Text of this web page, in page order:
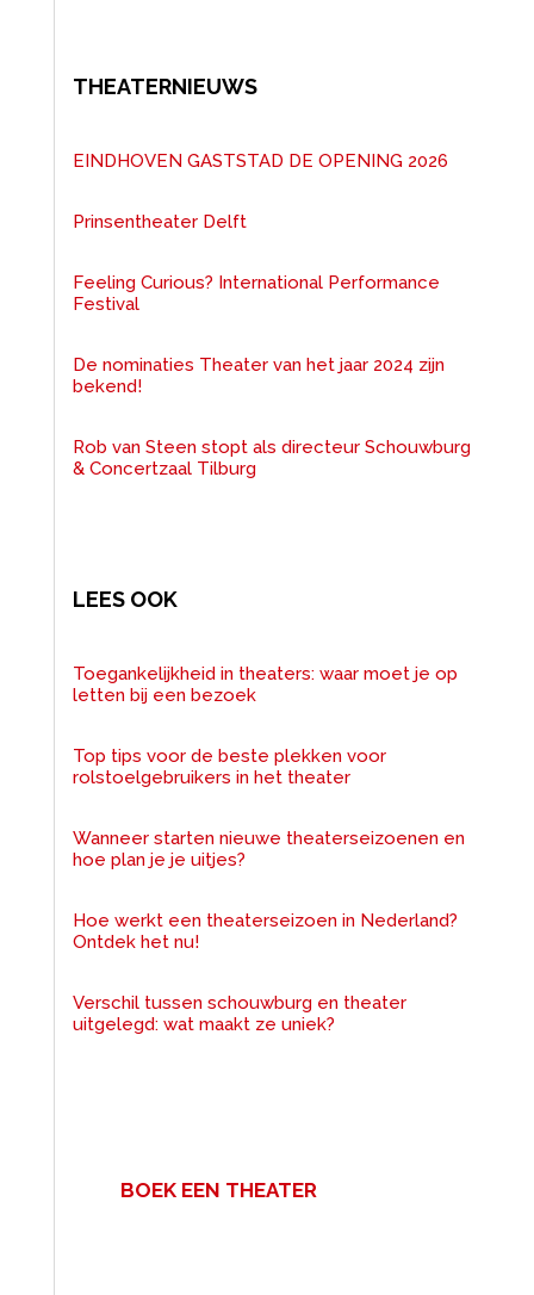
THEATERNIEUWS
EINDHOVEN GASTSTAD DE OPENING 2026
Prinsentheater Delft
Feeling Curious? International Performance
Festival
De nominaties Theater van het jaar 2024 zijn
bekend!
Rob van Steen stopt als directeur Schouwburg
& Concertzaal Tilburg
LEES OOK
Toegankelijkheid in theaters: waar moet je op
letten bij een bezoek
Top tips voor de beste plekken voor
rolstoelgebruikers in het theater
Wanneer starten nieuwe theaterseizoenen en
hoe plan je je uitjes?
Hoe werkt een theaterseizoen in Nederland?
Ontdek het nu!
Verschil tussen schouwburg en theater
uitgelegd: wat maakt ze uniek?
BOEK EEN THEATER